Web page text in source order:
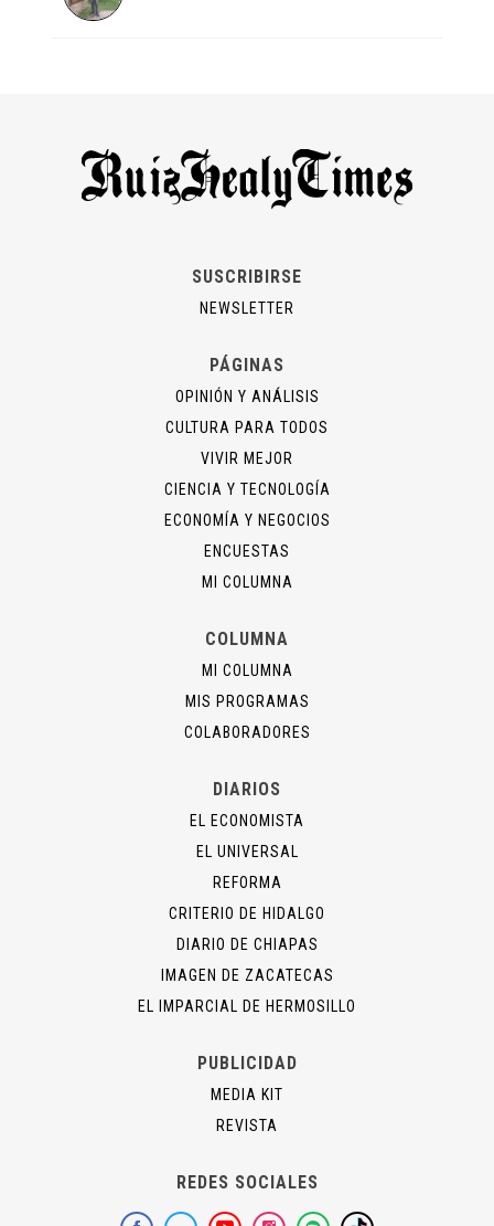
SUSCRIBIRSE
NEWSLETTER
PÁGINAS
OPINIÓN Y ANÁLISIS
CULTURA PARA TODOS
VIVIR MEJOR
CIENCIA Y TECNOLOGÍA
ECONOMÍA Y NEGOCIOS
ENCUESTAS
MI COLUMNA
COLUMNA
MI COLUMNA
MIS PROGRAMAS
COLABORADORES
DIARIOS
EL ECONOMISTA
EL UNIVERSAL
REFORMA
CRITERIO DE HIDALGO
DIARIO DE CHIAPAS
IMAGEN DE ZACATECAS
EL IMPARCIAL DE HERMOSILLO
PUBLICIDAD
MEDIA KIT
REVISTA
REDES SOCIALES